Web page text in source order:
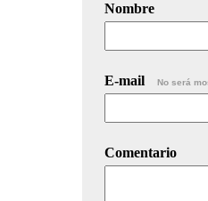
Nombre
E-mail No será
Comentario